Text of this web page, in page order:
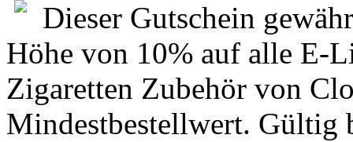
Dieser Gutschein
Höhe von 10% auf alle E-
Zigaretten Zubehör von
Mindestbestellwert. Gültig